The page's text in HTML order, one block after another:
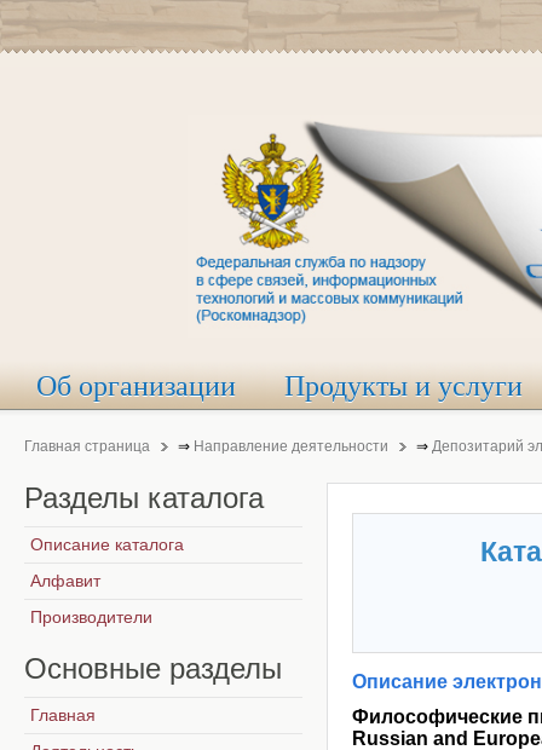
Об организации Продукты и услуги
Главная страница ⇒ Направление деятельности ⇒ Депозитарий
Описание
Философические
Russian and
Разделы каталога
Описание каталога
Алфавит
Производители
Основные разделы
Главная